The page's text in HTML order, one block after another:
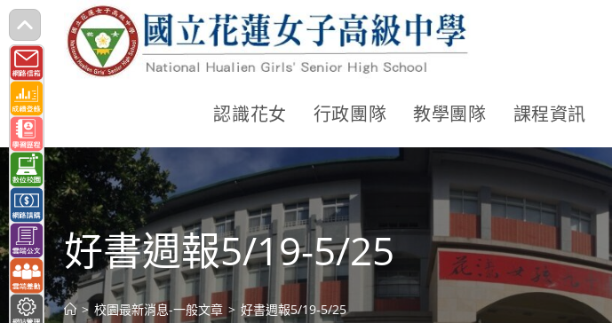
跳
轉
至
主
要
內
容
認識花女 行政團隊 教學團隊 課程資訊
好書週報5/19-5/25
> 校園最新消息-一般文章 > 好書週報5/19-5/25